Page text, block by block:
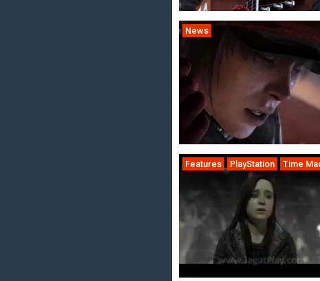
News
Features PlayStation Time